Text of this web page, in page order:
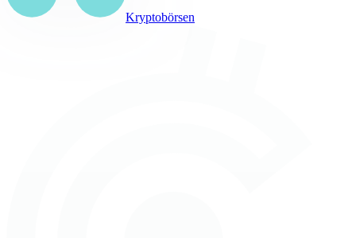
Kryptobörsen